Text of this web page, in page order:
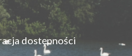
dostępności